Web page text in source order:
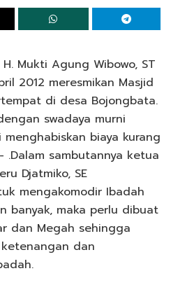
Mukti Agung Wibowo, ST
2012 meresmikan Masjid
di desa Bojongbata.
swadaya murni
menghabiskan biaya kurang
.Dalam sambutannya ketua
Djatmiko, SE
mengakomodir Ibadah
banyak, maka perlu dibuat
dan Megah sehingga
dan